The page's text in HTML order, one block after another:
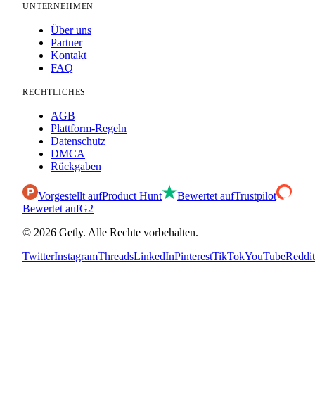
UNTERNEHMEN
Über uns
Partner
Kontakt
FAQ
RECHTLICHES
AGB
Plattform-Regeln
Datenschutz
DMCA
Rückgaben
Vorgestellt aufProduct Hunt Bewertet aufTrustpilot
Bewertet aufG2
© 2026 Getly. Alle Rechte vorbehalten.
TwitterInstagramThreadsLinkedInPinterestTikTokYouTubeReddit